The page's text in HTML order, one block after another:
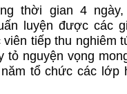
thời gian 4
luyện được các
tiếp thu nghiêm
tỏ nguyện vọng
tổ chức các lớp